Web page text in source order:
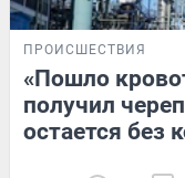
ПРОИСШЕСТВИЯ
«Пошло
получил
остается без